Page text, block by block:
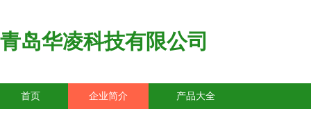
青岛华凌科技有限公司
首页 企业简介 产品大全